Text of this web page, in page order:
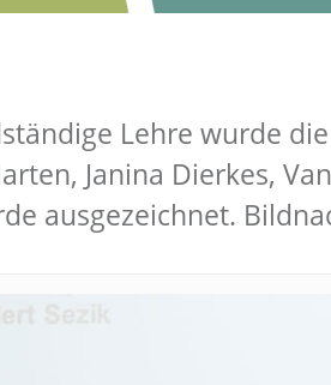
Lehre wurde
Janina Dierkes,
ausgezeichnet.